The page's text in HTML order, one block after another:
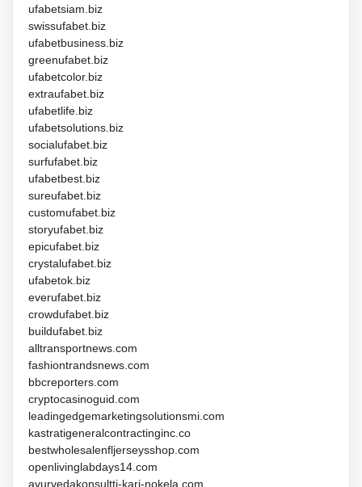
ufabetsiam.biz
swissufabet.biz
ufabetbusiness.biz
greenufabet.biz
ufabetcolor.biz
extraufabet.biz
ufabetlife.biz
ufabetsolutions.biz
socialufabet.biz
surfufabet.biz
ufabetbest.biz
sureufabet.biz
customufabet.biz
storyufabet.biz
epicufabet.biz
crystalufabet.biz
ufabetok.biz
everufabet.biz
crowdufabet.biz
buildufabet.biz
alltransportnews.com
fashiontrandsnews.com
bbcreporters.com
cryptocasinoguid.com
leadingedgemarketingsolutionsmi.com
kastratigeneralcontractinginc.co
bestwholesalenfljerseysshop.com
openlivinglabdays14.com
ayurvedakonsultti-kari-nokela.com